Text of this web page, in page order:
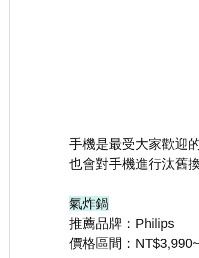
手機是最受大家歡迎
也會對手機進行汰舊
氣炸鍋
推薦品牌：Philips
價格區間：